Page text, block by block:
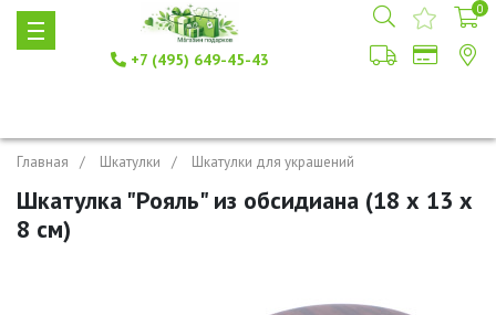
+7 (495) 649-45-43
0
Главная Шкатулки Шкатулки для украшений
Шкатулка "Рояль" из обсидиана (18 х 13 х
8 см)